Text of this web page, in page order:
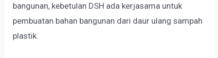
bangunan, kebetulan DSH ada kerjasama untuk
pembuatan bahan bangunan dari daur ulang sampah
plastik.